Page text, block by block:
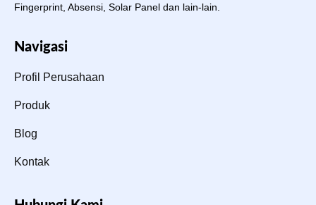
Fingerprint, Absensi, Solar Panel dan lain-lain.
Navigasi
Profil Perusahaan
Produk
Blog
Kontak